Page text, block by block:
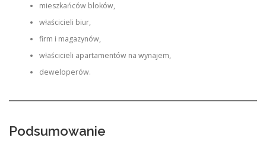
mieszkańców bloków,
właścicieli biur,
firm i magazynów,
właścicieli apartamentów na wynajem,
deweloperów.
Podsumowanie